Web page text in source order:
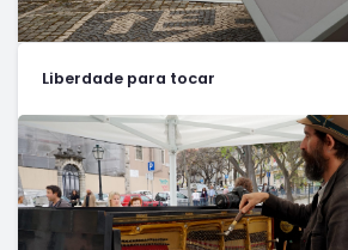
Liberdade para tocar